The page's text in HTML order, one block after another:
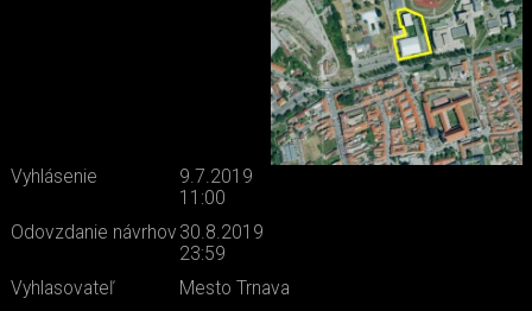
Vyhlásenie
9.7.2019
11:00
Odovzdanie návrhov 30.8.2019
23:59
Vyhlasovateľ
Mesto Trnava